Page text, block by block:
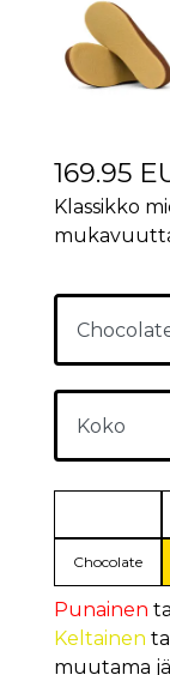
169.95
Klassikko
Chocolate
Punainen
Keltainen
muutama